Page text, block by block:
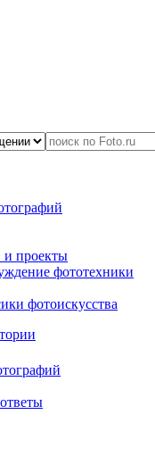
и проекты
фототехники
фотоискусства